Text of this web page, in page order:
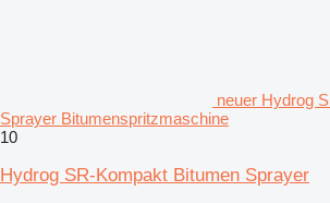
neuer Hydrog
Sprayer Bitumenspritzmaschine
10
Hydrog SR-Kompakt Bitumen Sprayer